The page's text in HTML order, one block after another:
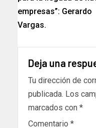
empresas”: Gerardo
Vargas.
Deja una
Tu dirección de
publicada. Los
marcados con *
Comentario *